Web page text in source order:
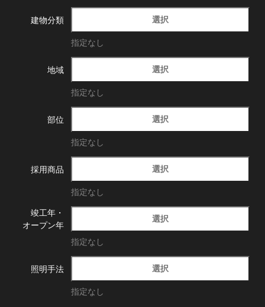
建物分類 選択
指定なし
地域 選択
指定なし
部位 選択
指定なし
採用商品 選択
指定なし
竣工年・
オープン年
選択
指定なし
照明手法 選択
指定なし